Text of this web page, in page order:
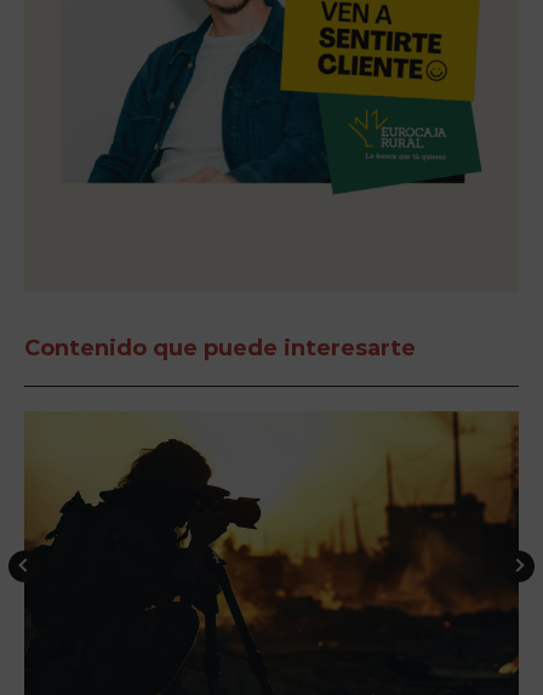
Contenido que puede interesarte